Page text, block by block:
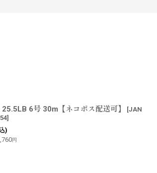
6号 30m【ネコポス配送可】 [JAN
]
)
円